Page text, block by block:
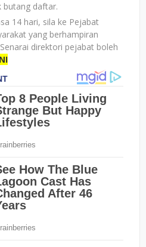
butang daftar.
14 hari, sila ke Pejabat
yang berhampiran
direktori pejabat boleh